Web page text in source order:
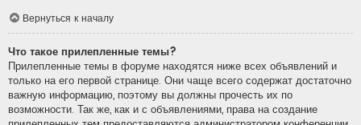
Вернуться к началу
Что такое прилепленные темы?
Прилепленные темы в форуме находятся ниже всех объявлений и
только на его первой странице. Они чаще всего содержат достаточно
важную информацию, поэтому вы должны прочесть их по
возможности. Так же, как и с объявлениями, права на создание